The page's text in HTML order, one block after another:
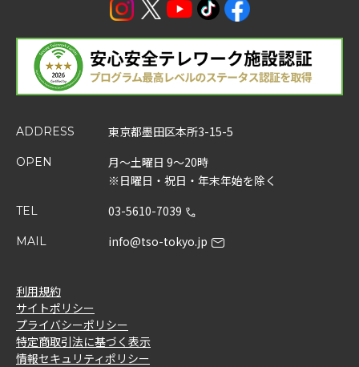
ADDRESS 東京都墨田区本所3-15-5
OPEN
月～土曜日 9～20時
※日曜日・祝日・年末年始を除く
TEL 03-5610-7039
MAIL info@tso-tokyo.jp
利用規約
サイトポリシー
プライバシーポリシー
特定商取引法に基づく表示
情報セキュリティポリシー